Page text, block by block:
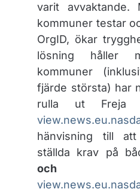
varit avvaktande.
kommuner testar
OrgID, ökar
lösning håller
kommuner
fjärde största) har
rulla ut Freja
hänvisning till
ställda krav på
och